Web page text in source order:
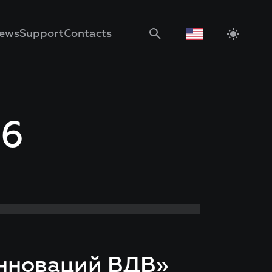
SupportContacts
ВДВ»